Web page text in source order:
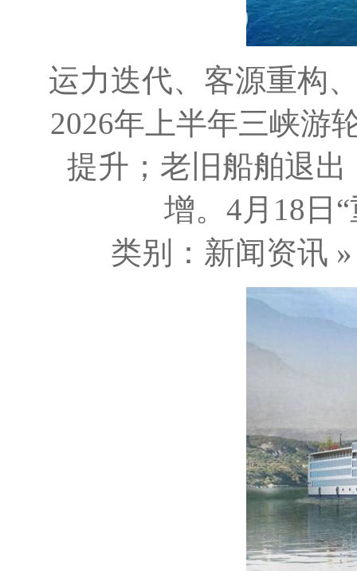
运力迭代、客源重构
2026年上半年三峡游
提升；老旧船舶退
增。4月18日
类别：新闻资